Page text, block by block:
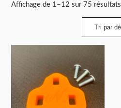
Affichage de 1–12 sur 75 résultats